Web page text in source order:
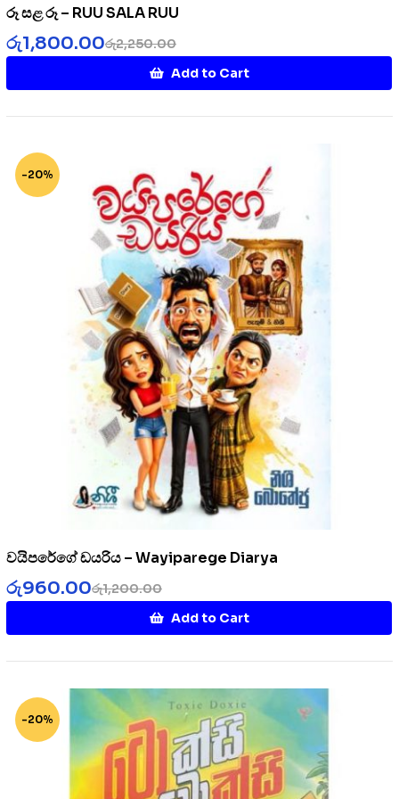
රූ සළ රූ – RUU SALA RUU
රු2,250.00
රු1,800.00
Add to Cart
-20%
වයිපරේගේ ඩයරිය – Wayiparege Diarya
රු1,200.00
රු960.00
Add to Cart
-20%